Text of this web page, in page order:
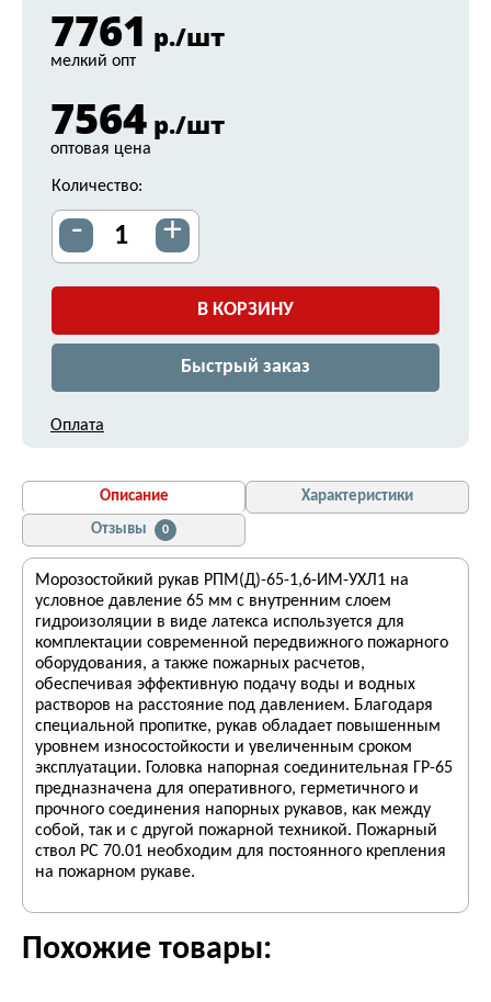
7761 р./шт
мелкий опт
7564 р./шт
оптовая цена
Количество:
- +
В КОРЗИНУ
Быстрый заказ
Оплата
Описание
Характеристики
Отзывы
0
Морозостойкий рукав РПМ(Д)-65-1,6-ИМ-УХЛ1 на
условное давление 65 мм с внутренним слоем
гидроизоляции в виде латекса используется для
комплектации современной передвижного пожарного
оборудования, а также пожарных расчетов,
обеспечивая эффективную подачу воды и водных
растворов на расстояние под давлением. Благодаря
специальной пропитке, рукав обладает повышенным
уровнем износостойкости и увеличенным сроком
эксплуатации. Головка напорная соединительная ГP-65
предназначена для оперативного, герметичного и
прочного соединения напорных рукавов, как между
собой, так и с другой пожарной техникой. Пожарный
ствол PC 70.01 необходим для постоянного крепления
на пожарном рукаве.
Похожие товары: